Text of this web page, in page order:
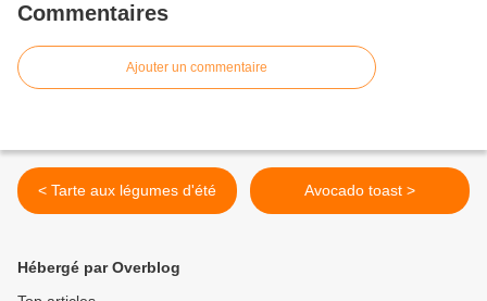
Commentaires
Ajouter un commentaire
< Tarte aux légumes d'été Avocado toast >
Hébergé par Overblog